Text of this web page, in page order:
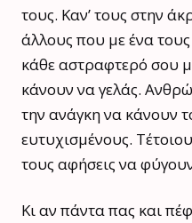
τους. Καν’ τους στην
άλλους που με ένα
κάθε αστραφτερό σου
κάνουν να γελάς.
την ανάγκη να κάνουν
ευτυχισμένους.
τους αφήσεις να
Κι αν πάντα πας και